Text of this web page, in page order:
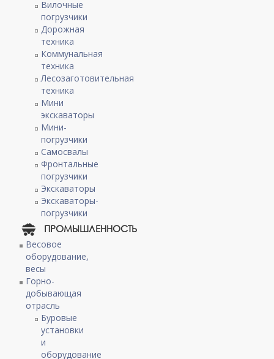
Вилочные
погрузчики
Дорожная
техника
Коммунальная
техника
Лесозаготовительная
техника
Мини
экскаваторы
Мини-
погрузчики
Самосвалы
Фронтальные
погрузчики
Экскаваторы
Экскаваторы-
погрузчики
ПРОМЫШЛЕННОСТЬ
Весовое
оборудование,
весы
Горно-
добывающая
отрасль
Буровые
установки
и
оборудование